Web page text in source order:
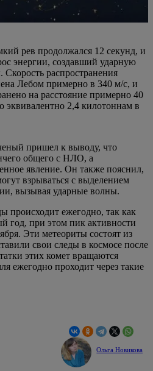
рев продолжался 12 секунд, и
энергии, создавший ударную
распространения
Лебом примерно в 340 м/с, и
на расстояние примерно 40
эквивалентно 2,4 килотоннам в
пришел к выводу, что
общего с НЛО, а
явление. Он также пояснил,
взрываться с выделением
вызывая ударные волны.
ежегодно, так как
год, при этом пик активности
Эти метеориты состоят из
свои следы в космосе после
этих комет вращаются
ежегодно проходит через такие
Ольга Новикова